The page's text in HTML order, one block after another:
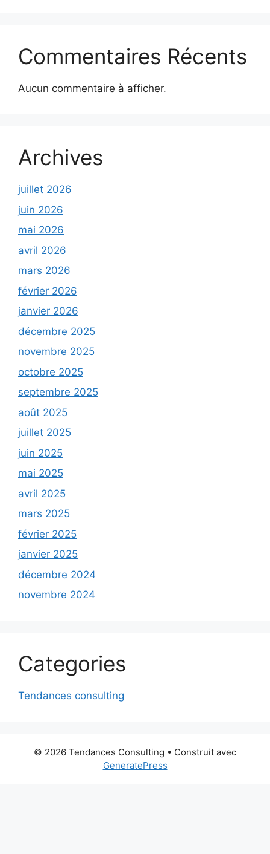
Commentaires Récents
Aucun commentaire à afficher.
Archives
juillet 2026
juin 2026
mai 2026
avril 2026
mars 2026
février 2026
janvier 2026
décembre 2025
novembre 2025
octobre 2025
septembre 2025
août 2025
juillet 2025
juin 2025
mai 2025
avril 2025
mars 2025
février 2025
janvier 2025
décembre 2024
novembre 2024
Categories
Tendances consulting
© 2026 Tendances Consulting • Construit avec
GeneratePress